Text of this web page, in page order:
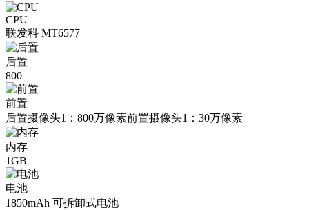
CPU
联发科 MT6577
后置
800
前置
后置摄像头1：800万像素前置摄像头1：30万像素
内存
1GB
电池
1850mAh 可拆卸式电池